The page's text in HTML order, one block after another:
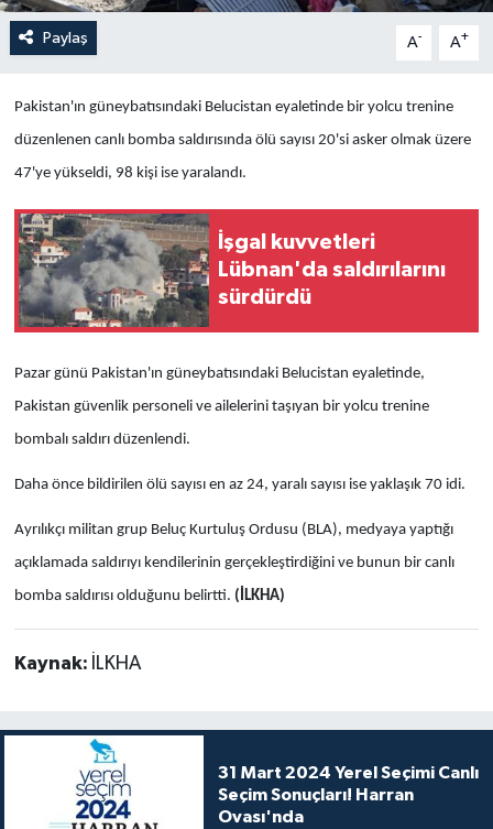
Paylaş A- A+
Pakistan'ın güneybatısındaki Belucistan eyaletinde bir yolcu trenine
düzenlenen canlı bomba saldırısında ölü sayısı 20'si asker olmak üzere
47'ye yükseldi, 98 kişi ise yaralandı.
İşgal kuvvetleri
Lübnan'da saldırılarını
sürdürdü
Pazar günü Pakistan'ın güneybatısındaki Belucistan eyaletinde,
Pakistan güvenlik personeli ve ailelerini taşıyan bir yolcu trenine
bombalı saldırı düzenlendi.
Daha önce bildirilen ölü sayısı en az 24, yaralı sayısı ise yaklaşık 70 idi.
Ayrılıkçı militan grup Beluç Kurtuluş Ordusu (BLA), medyaya yaptığı
açıklamada saldırıyı kendilerinin gerçekleştirdiğini ve bunun bir canlı
bomba saldırısı olduğunu belirtti. (İLKHA)
Kaynak: İLKHA
31 Mart 2024 Yerel Seçimi Canlı
Seçim Sonuçları! Harran
Ovası'nda
Eği̇ti̇m